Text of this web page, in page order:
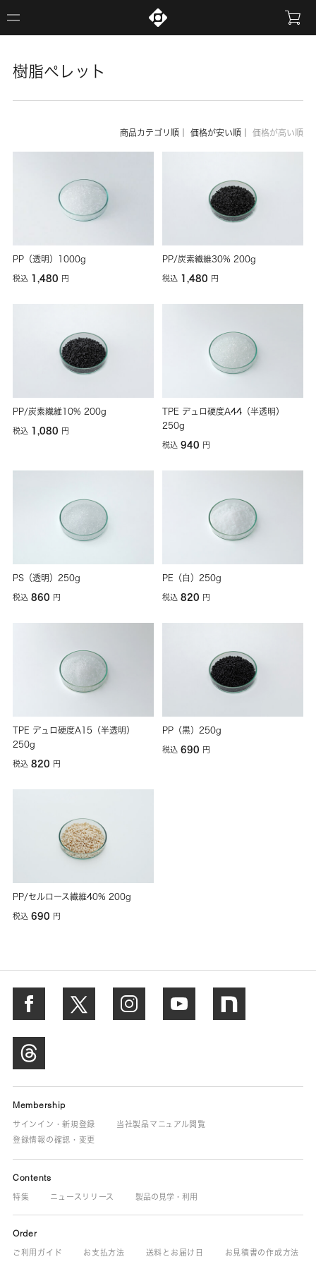
樹脂ペレット
商品カテゴリ順 価格が安い順 価格が高い順
PP（透明）1000g
税込 1,480 円
PP/炭素繊維30% 200g
税込 1,480 円
PP/炭素繊維10% 200g
税込 1,080 円
TPE デュロ硬度A44（半透明）
250g
税込940 円
PS（透明）250g
税込860 円
PE（白）250g
税込820 円
TPE デュロ硬度A15（半透明）
250g
税込820 円
PP（黒）250g
税込690 円
PP/セルロース繊維40% 200g
税込690 円
Membership
サインイン・新規登録
当社製品マニュアル閲覧
登録情報の確認・変更
Contents
特集 ニュースリリース 製品の見学・利用
Order
ご利用ガイド お支払方法 送料とお届け日 お見積書の作成方法